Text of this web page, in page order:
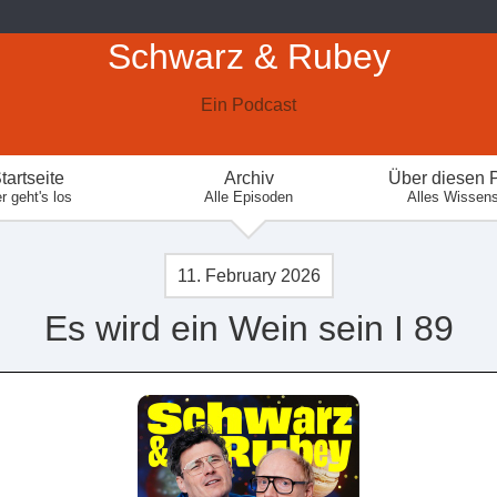
Schwarz & Rubey
Ein Podcast
geht's los
Archiv
Alle Episoden
Über diesen
Alles
11. February 2026
Es wird ein Wein sein I 89